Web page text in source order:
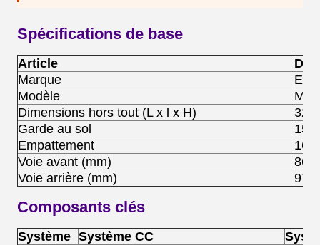
Spécifications de base
Article
Marque
Modèle
Dimensions hors tout (L x l x H)
Garde au sol
Empattement
Voie avant (mm)
Voie arrière (mm)
Composants clés
Système Système CC